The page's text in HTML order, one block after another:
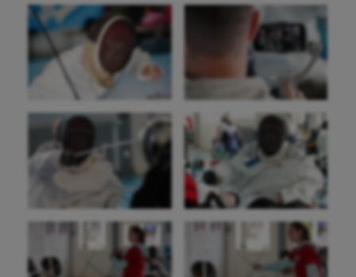
Cheerleading
Course à pied
Crossfit
Cyclisme
Equitation
Escalade
Escrime
Fitness